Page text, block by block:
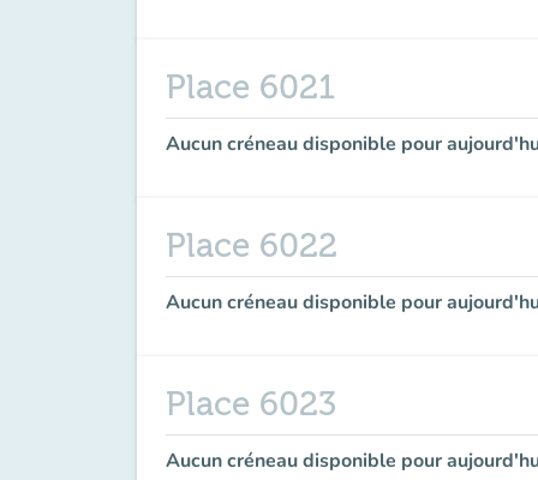
Place 6021
Aucun créneau disponible pour
Place 6022
Aucun créneau disponible pour
Place 6023
Aucun créneau disponible pour